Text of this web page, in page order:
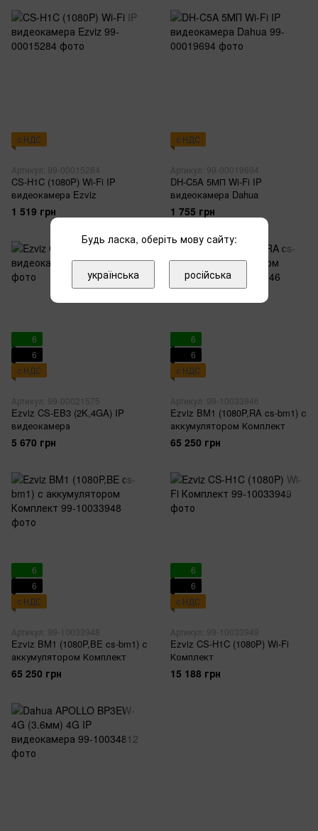
с НДС
Артикул: 99-00015284
CS-H1C (1080P) Wi-Fi IP
видеокамера Ezviz
1 519 грн
с НДС
Артикул: 99-00019694
DH-C5A 5МП Wi-Fi IP
видеокамера Dahua
1 755 грн
6
6
с НДС
Артикул: 99-00021575
Ezviz CS-EB3 (2K,4GA) IP
видеокамера
5 670 грн
6
6
с НДС
Артикул: 99-10033946
Ezviz BM1 (1080P,RA cs-bm1) с
аккумулятором Комплект
65 250 грн
6
6
с НДС
Артикул: 99-10033948
Ezviz BM1 (1080P,BE cs-bm1) с
аккумулятором Комплект
65 250 грн
6
6
с НДС
Артикул: 99-10033949
Ezviz CS-H1C (1080P) Wi-Fi
Комплект
15 188 грн
Будь ласка, оберіть мову сайту:
українська російська